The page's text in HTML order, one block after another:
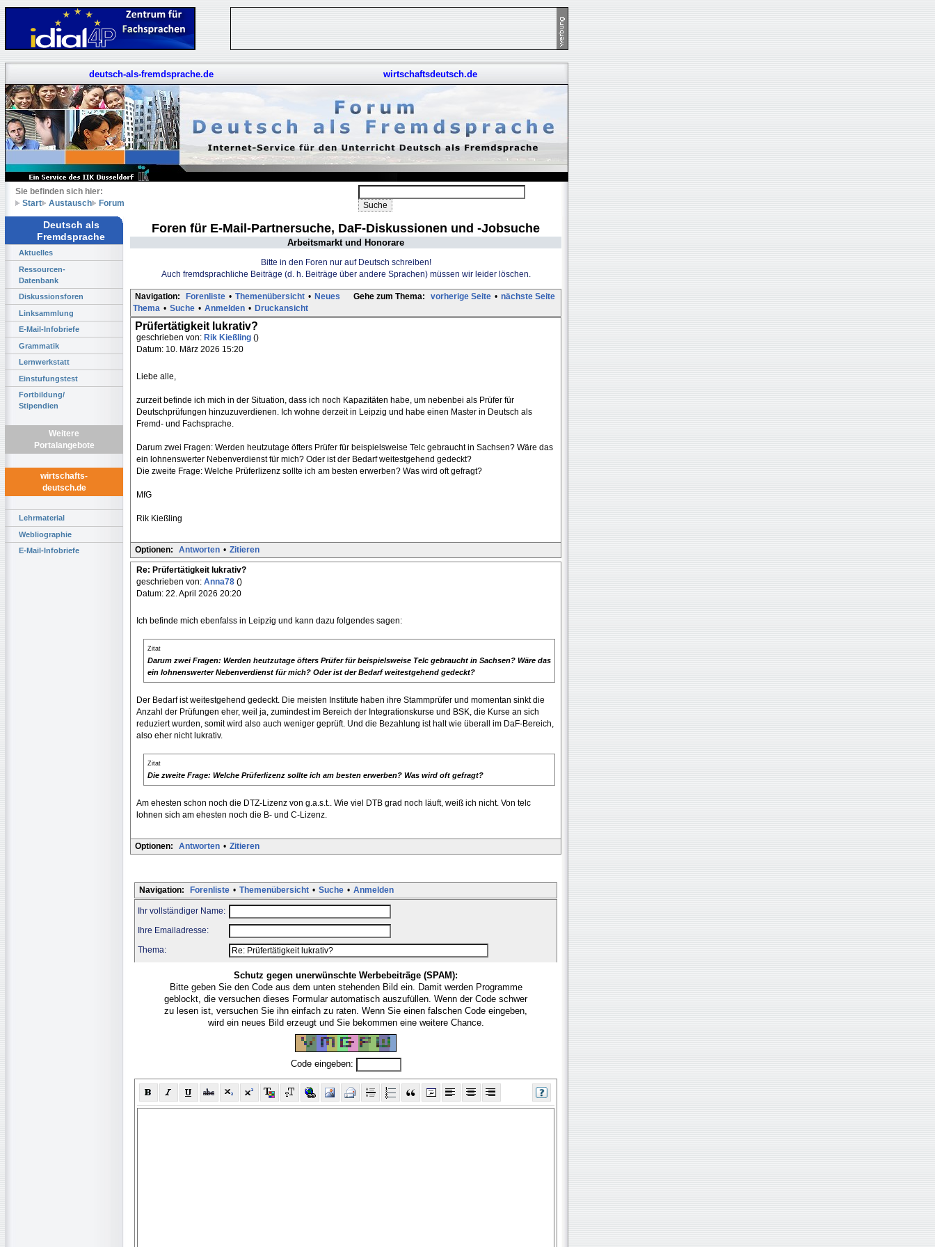
deutsch-als-fremdsprache.de wirtschaftsdeutsch.de
Sie befinden sich hier:
Start
Austausch Forum
Deutsch als
Fremdsprache
Aktuelles
Ressourcen-
Datenbank
Diskussionsforen
Linksammlung
E-Mail-Infobriefe
Grammatik
Lernwerkstatt
Einstufungstest
Fortbildung/
Stipendien
Weitere
Portalangebote
wirtschafts-
deutsch.de
Lehrmaterial
Webliographie
E-Mail-Infobriefe
Foren für E-Mail-Partnersuche, DaF-Diskussionen und -Jobsuche
Arbeitsmarkt und Honorare
Bitte in den Foren nur auf Deutsch schreiben!
Auch fremdsprachliche Beiträge (d. h. Beiträge über andere Sprachen) müssen wir leider löschen.
Gehe zum Thema: vorherige Seite • nächste Seite
Navigation: Forenliste • Themenübersicht • Neues
Thema • Suche • Anmelden • Druckansicht
Prüfertätigkeit lukrativ?
geschrieben von: Rik Kießling ()
Datum: 10. März 2026 15:20
Liebe alle,
zurzeit befinde ich mich in der Situation, dass ich noch Kapazitäten habe, um nebenbei als Prüfer für
Deutschprüfungen hinzuzuverdienen. Ich wohne derzeit in Leipzig und habe einen Master in Deutsch als
Fremd- und Fachsprache.
Darum zwei Fragen: Werden heutzutage öfters Prüfer für beispielsweise Telc gebraucht in Sachsen? Wäre das
ein lohnenswerter Nebenverdienst für mich? Oder ist der Bedarf weitestgehend gedeckt?
Die zweite Frage: Welche Prüferlizenz sollte ich am besten erwerben? Was wird oft gefragt?
MfG
Rik Kießling
Optionen: Antworten • Zitieren
Re: Prüfertätigkeit lukrativ?
geschrieben von: Anna78 ()
Datum: 22. April 2026 20:20
Ich befinde mich ebenfalss in Leipzig und kann dazu folgendes sagen:
Zitat
Darum zwei Fragen: Werden heutzutage öfters Prüfer für beispielsweise Telc gebraucht in Sachsen? Wäre das
ein lohnenswerter Nebenverdienst für mich? Oder ist der Bedarf weitestgehend gedeckt?
Der Bedarf ist weitestgehend gedeckt. Die meisten Institute haben ihre Stammprüfer und momentan sinkt die
Anzahl der Prüfungen eher, weil ja, zumindest im Bereich der Integrationskurse und BSK, die Kurse an sich
reduziert wurden, somit wird also auch weniger geprüft. Und die Bezahlung ist halt wie überall im DaF-Bereich,
also eher nicht lukrativ.
Zitat
Die zweite Frage: Welche Prüferlizenz sollte ich am besten erwerben? Was wird oft gefragt?
Am ehesten schon noch die DTZ-Lizenz von g.a.s.t.. Wie viel DTB grad noch läuft, weiß ich nicht. Von telc
lohnen sich am ehesten noch die B- und C-Lizenz.
Optionen: Antworten • Zitieren
Navigation: Forenliste • Themenübersicht • Suche • Anmelden
Ihr vollständiger Name:
Ihre Emailadresse:
Thema:
Schutz gegen unerwünschte Werbebeiträge (SPAM):
Bitte geben Sie den Code aus dem unten stehenden Bild ein. Damit werden Programme
geblockt, die versuchen dieses Formular automatisch auszufüllen. Wenn der Code schwer
zu lesen ist, versuchen Sie ihn einfach zu raten. Wenn Sie einen falschen Code eingeben,
wird ein neues Bild erzeugt und Sie bekommen eine weitere Chance.
Code eingeben: